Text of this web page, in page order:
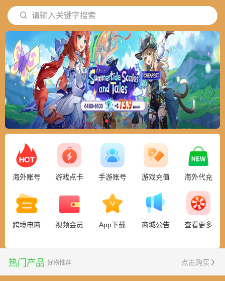
17784983*成功下单
请输入关键字搜索
海外账号 游戏点卡 手游账号 游戏充值 海外代充
跨境电商 视频会员 App下载 商城公告 查看更多
热门产品 好物推荐 点击购买